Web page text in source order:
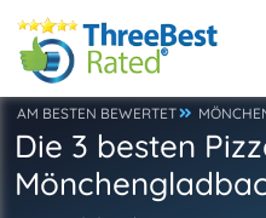
AM BESTEN BEWERTET
Die 3 besten